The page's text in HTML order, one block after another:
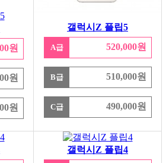
원
원
원
갤럭시Z 플립5
A급 520,000원
B급 510,000원
C급 490,000원
갤럭시Z 플립4